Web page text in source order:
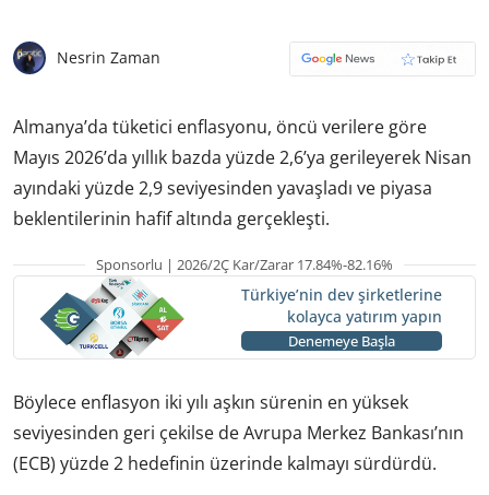
Nesrin Zaman
Almanya’da tüketici enflasyonu, öncü verilere göre
Mayıs 2026’da yıllık bazda yüzde 2,6’ya gerileyerek Nisan
ayındaki yüzde 2,9 seviyesinden yavaşladı ve piyasa
beklentilerinin hafif altında gerçekleşti.
Sponsorlu | 2026/2Ç Kar/Zarar 17.84%-82.16%
Türkiye’nin dev şirketlerine
kolayca yatırım yapın
Denemeye Başla
Böylece enflasyon iki yılı aşkın sürenin en yüksek
seviyesinden geri çekilse de Avrupa Merkez Bankası’nın
(ECB) yüzde 2 hedefinin üzerinde kalmayı sürdürdü.